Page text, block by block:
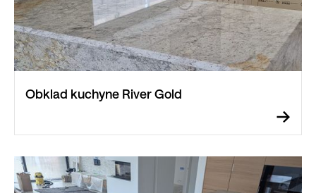
Obklad kuchyne River Gold